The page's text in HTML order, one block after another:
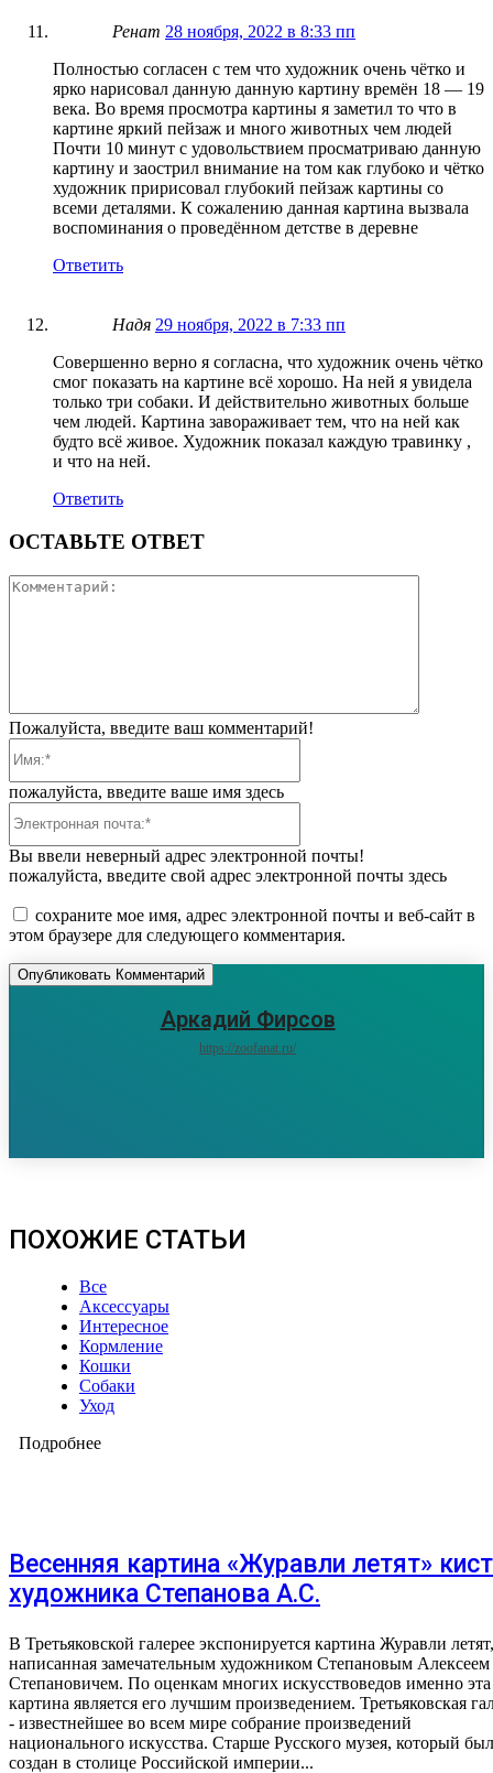
Ренат 28 ноября, 2022 в 8:33 пп
Полностью согласен с тем что художник очень чëтко и
ярко нарисовал данную данную картину времëн 18 — 19
века. Во время просмотра картины я заметил то что в
картине яркий пейзаж и много животных чем людей
Почти 10 минут с удовольствием просматриваю данную
картину и заострил внимание на том как глубоко и чëтко
художник пририсовал глубокий пейзаж картины со
всеми деталями. К сожалению данная картина вызвала
воспоминания о проведëнном детстве в деревне
Ответить
Надя 29 ноября, 2022 в 7:33 пп
Совершенно верно я согласна, что художник очень чётко
смог показать на картине всё хорошо. На ней я увидела
только три собаки. И действительно животных больше
чем людей. Картина завораживает тем, что на ней как
будто всё живое. Художник показал каждую травинку ,
и что на ней.
Ответить
ОСТАВЬТЕ ОТВЕТ
Пожалуйста, введите ваш комментарий!
пожалуйста, введите ваше имя здесь
Вы ввели неверный адрес электронной почты!
пожалуйста, введите свой адрес электронной почты здесь
сохраните мое имя, адрес электронной почты и веб-сайт в
этом браузере для следующего комментария.
Аркадий Фирсов
https://zoofanat.ru/
ПОХОЖИЕ СТАТЬИ
Все
Аксессуары
Интересное
Кормление
Кошки
Собаки
Уход
Подробнее
Весенняя картина «Журавли летят»
художника Степанова А.С.
В Третьяковской галерее экспонируется картина Журавли летят,
написанная замечательным художником Степановым Алексеем
Степановичем. По оценкам многих искусствоведов именно эта
картина является его лучшим произведением. Третьяковская
- известнейшее во всем мире собрание произведений
национального искусства. Старше Русского музея, который был
создан в столице Российской империи...